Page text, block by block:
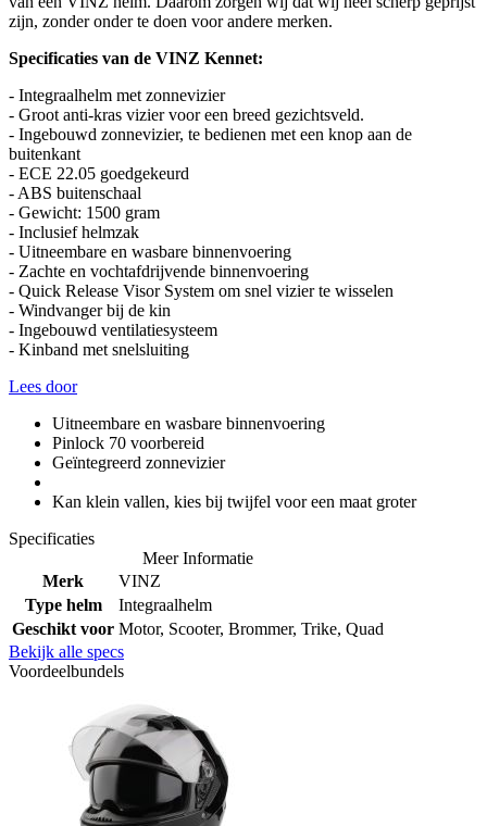
zijn, zonder onder te doen voor andere merken.
Specificaties van de VINZ Kennet:
- Integraalhelm met zonnevizier
- Groot anti-kras vizier voor een breed gezichtsveld.
- Ingebouwd zonnevizier, te bedienen met een knop aan de
buitenkant
- ECE 22.05 goedgekeurd
- ABS buitenschaal
- Gewicht: 1500 gram
- Inclusief helmzak
- Uitneembare en wasbare binnenvoering
- Zachte en vochtafdrijvende binnenvoering
- Quick Release Visor System om snel vizier te wisselen
- Windvanger bij de kin
- Ingebouwd ventilatiesysteem
- Kinband met snelsluiting
Lees door
Uitneembare en wasbare binnenvoering
Pinlock 70 voorbereid
Geïntegreerd zonnevizier
Kan klein vallen, kies bij twijfel voor een maat groter
Specificaties
Meer Informatie
Merk
VINZ
Type helm
Integraalhelm
Geschikt voor Motor, Scooter, Brommer, Trike, Quad
Bekijk alle specs
Voordeelbundels